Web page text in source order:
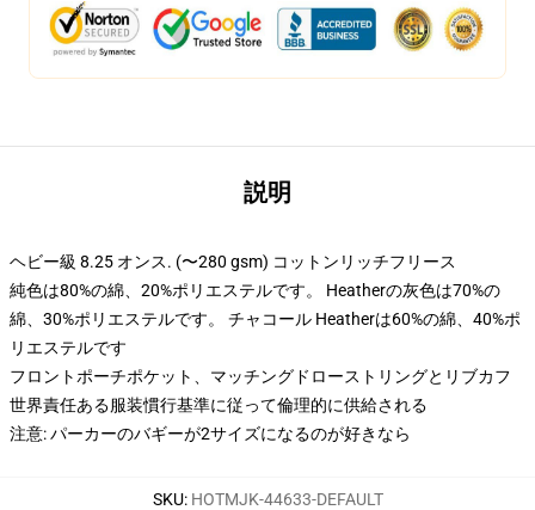
説明
ヘビー級 8.25 オンス. (〜280 gsm) コットンリッチフリース
純色は80%の綿、20%ポリエステルです。 Heatherの灰色は70%の
綿、30%ポリエステルです。 チャコール Heatherは60%の綿、40%ポ
リエステルです
フロントポーチポケット、マッチングドローストリングとリブカフ
世界責任ある服装慣行基準に従って倫理的に供給される
注意: パーカーのバギーが2サイズになるのが好きなら
SKU: HOTMJK-44633-DEFAULT